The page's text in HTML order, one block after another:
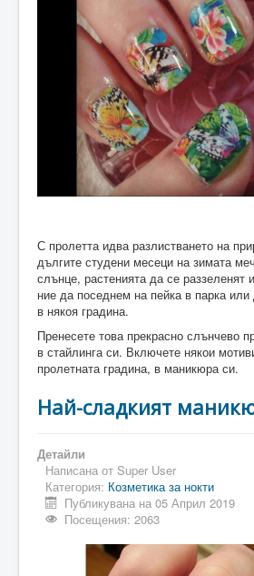
С пролетта идва разлистването на
дългите студени месеци на зимата
слънце, растенията да се раззеленят
ние да поседнем на пейка в парка
в някоя градина.
Пренесете това прекрасно слънчево
в стайлинга си. Включете някои
пролетната градина, в маникюра си.
Най-сладкият
Детайли
Написана от Super User
Категория: Козметика за нокти
Публикувана на 05 Април 2019
Посещения: 2063